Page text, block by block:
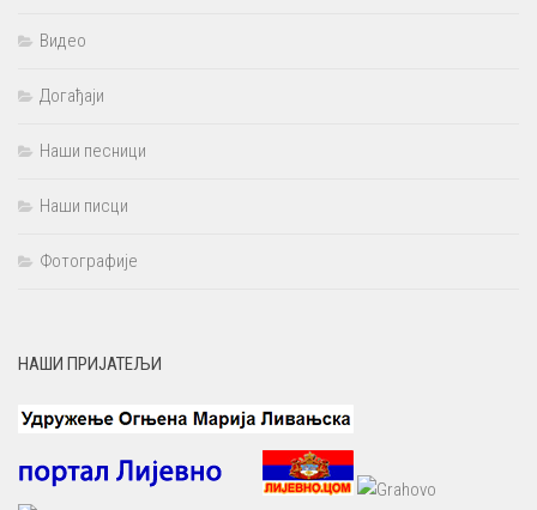
Видео
Догађаји
Наши песници
Наши писци
Фотографије
НАШИ ПРИЈАТЕЉИ